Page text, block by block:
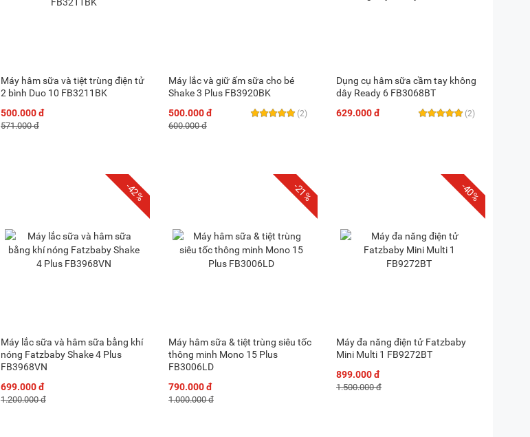
Máy hâm sữa và tiệt trùng điện tử
2 bình Duo 10 FB3211BK
500.000 đ
571.000 đ
Máy lắc và giữ ấm sữa cho bé
Shake 3 Plus FB3920BK
(2)
500.000 đ
600.000 đ
Dụng cụ hâm sữa cầm tay không
dây Ready 6 FB3068BT
(2)
629.000 đ
-42%
Máy lắc sữa và hâm sữa bằng khí
nóng Fatzbaby Shake 4 Plus
FB3968VN
699.000 đ
1.200.000 đ
-21%
Máy hâm sữa & tiệt trùng siêu tốc
thông minh Mono 15 Plus
FB3006LD
790.000 đ
1.000.000 đ
-40%
Máy đa năng điện tử Fatzbaby
Mini Multi 1 FB9272BT
899.000 đ
1.500.000 đ